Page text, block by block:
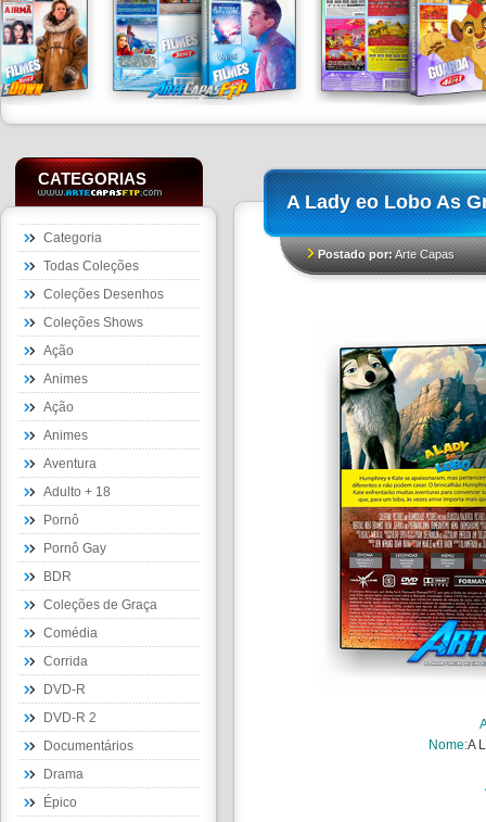
CATEGORIAS
Categoria
Todas Coleções
Coleções Desenhos
Coleções Shows
Ação
Animes
Ação
Animes
Aventura
Adulto + 18
Pornô
Pornô Gay
BDR
Coleções de Graça
Comédia
Corrida
DVD-R
DVD-R 2
Documentários
Drama
Épico
A Lady eo Lobo As
Postado por:Arte Capas
Nome:A